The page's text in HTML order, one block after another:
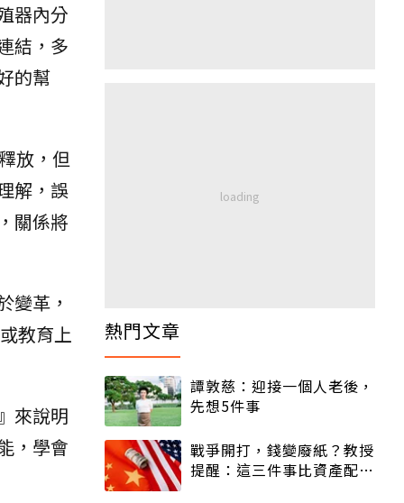
器內分
結，多
的幫
放，但
解，誤
關係將
變革，
教育上
來說明
，學會
熱門文章
譚敦慈：迎接一個人老後，
先想5件事
戰爭開打，錢變廢紙？教授
提醒：這三件事比資產配置